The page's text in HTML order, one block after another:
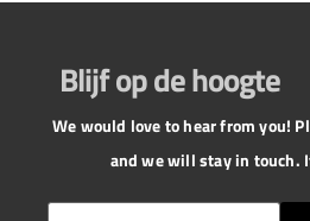
Blijf op de hoogte
We would love to hear from you!
and we will stay in touch.